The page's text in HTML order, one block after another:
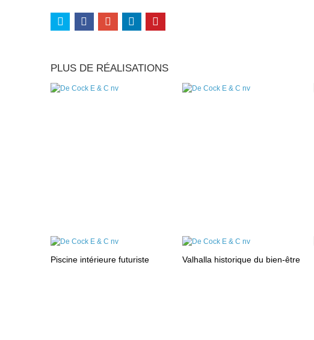
PLUS DE RÉALISATIONS
Piscine intérieure futuriste Valhalla historique du bien-être